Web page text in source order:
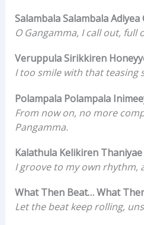
Salambala Salambala Adiyea
O Gangamma, I call out, full
Veruppula Sirikkiren
I too smile with that teasing
Polampala Polampala
From now on, no more
Pangamma.
Kalathula Kelikiren Thaniyae
I groove to my own rhythm,
What Then Beat… What
Let the beat keep rolling,